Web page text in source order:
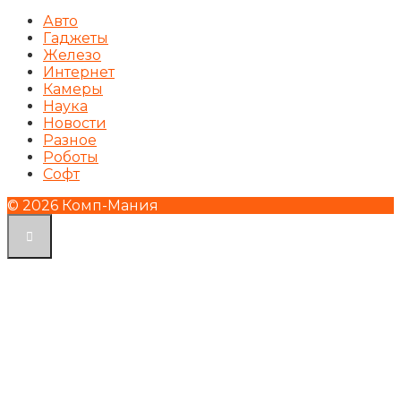
Авто
Гаджеты
Железо
Интернет
Камеры
Наука
Новости
Разное
Роботы
Софт
© 2026 Комп-Мания